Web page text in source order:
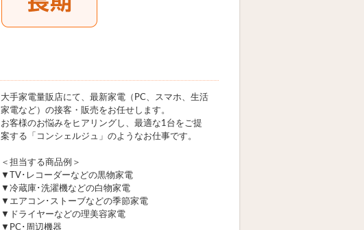
大手家電量販店にて、最新家電（PC、スマホ、生活
家電など）の接客・販売をお任せします。
お客様のお悩みをヒアリングし、最適な1台をご提
案する「コンシェルジュ」のようなお仕事です。
＜担当する商品例＞
▼TV･レコーダーなどの黒物家電
▼冷蔵庫･洗濯機などの白物家電
▼エアコン･ストーブなどの季節家電
▼ドライヤーなどの理美容家電
▼PC･周辺機器